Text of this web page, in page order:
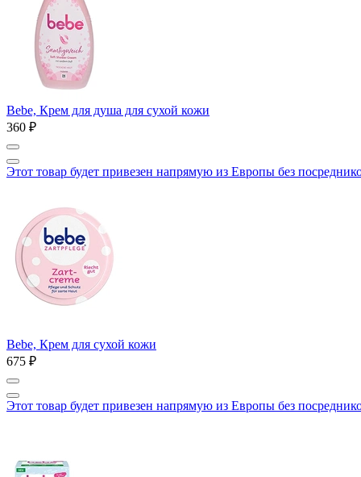
Bebe, Крем для душа для сухой кожи
360 ₽
Этот товар будет привезен напрямую из Европы без
Bebe, Крем для сухой кожи
675 ₽
Этот товар будет привезен напрямую из Европы без